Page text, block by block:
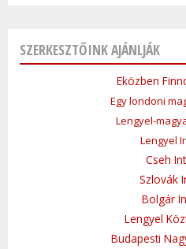
SZERKESZTŐINK AJÁNLJÁK
Eközben
Egy londoni
Lengyel-
Lengyel
Cseh
Szlovák
Bolgár
Lengyel
Budapesti